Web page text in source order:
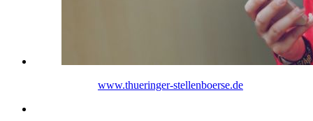
www.thueringer-stellenboerse.de